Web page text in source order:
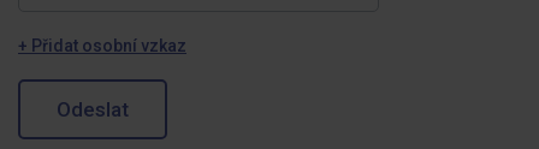
+ Přidat osobní vzkaz
Odeslat